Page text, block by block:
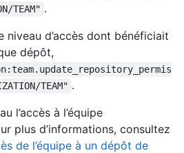
TEAM" .
niveau d’accès dont bénéficiait
dépôt,
TEAM" .
l’accès à l’équipe
plus d’informations, consultez
de l’équipe à un dépôt de